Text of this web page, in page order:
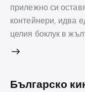
прилежно си
контейнери, идва
целия боклук в
Българско